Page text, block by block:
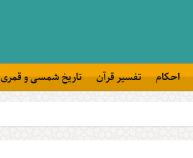
احکام تفسیر قرآن تاریخ شمسی و قمری